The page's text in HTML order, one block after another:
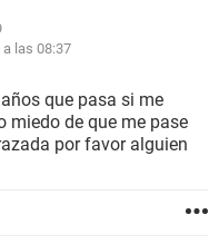
a las 08:37
que pasa si me
miedo de que me pase
por favor alguien